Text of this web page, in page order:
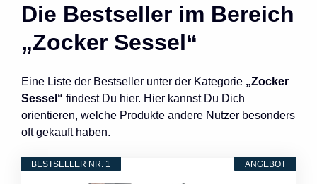
Die Bestseller im Bereich
„Zocker Sessel“
Eine Liste der Bestseller unter der Kategorie „Zocker
Sessel“ findest Du hier. Hier kannst Du Dich
orientieren, welche Produkte andere Nutzer besonders
oft gekauft haben.
ANGEBOT
BESTSELLER NR. 1